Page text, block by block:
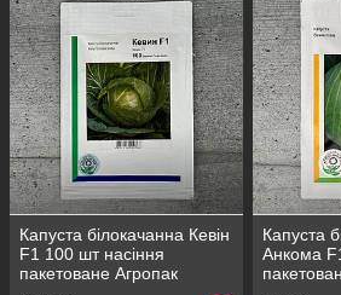
Капуста білокачанна Кевін
F1 100 шт насіння
пакетоване Агропак
Капуста
Анкома